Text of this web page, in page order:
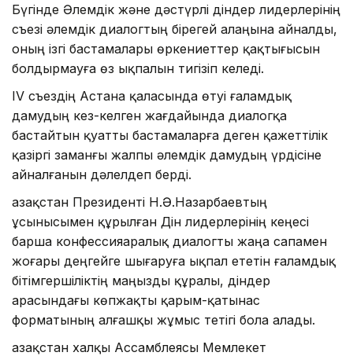
Бүгінде Әлемдік және дәстүрлі діндер лидерлерінің
съезі әлемдік диалогтың бірегей алаңына айналды,
оның ізгі бастамалары өркениеттер қақтығысын
болдырмауға өз ықпалын тигізіп келеді.
IV съездің Астана қаласында өтуі ғаламдық
дамудың кез-келген жағдайында диалогқа
бастайтын қуатты бастамаларға деген қажеттілік
қазіргі заманғы жалпы әлемдік дамудың үрдісіне
айналғанын дәлелдеп берді.
Қазақстан Президенті Н.Ә.Назарбаевтың
ұсынысымен құрылған Дін лидерлерінің кеңесі
барша конфессияаралық диалогты жаңа сапамен
жоғары деңгейге шығаруға ықпал ететін ғаламдық
бітімгершіліктің маңызды құралы, діндер
арасындағы көпжақты қарым-қатынас
форматының алғашқы жұмыс тетігі бола алады.
Қазақстан халқы Ассамблеясы Мемлекет